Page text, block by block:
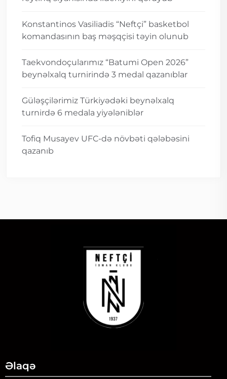
Konstantinos Vasiliadis “Neftçi” basketbol
komandasının baş məşqçisi təyin olunub
Taekvondoçularımız “Batumi Open 2026”
beynəlxalq turnirində 3 medal qazanıblar
Güləşçilərimiz Türkiyədəki beynəlxalq
turnirdə 6 medala yiyələniblər
Tofiq Musayev UFC-də növbəti qələbəsini
qazanıb
Əlaqə